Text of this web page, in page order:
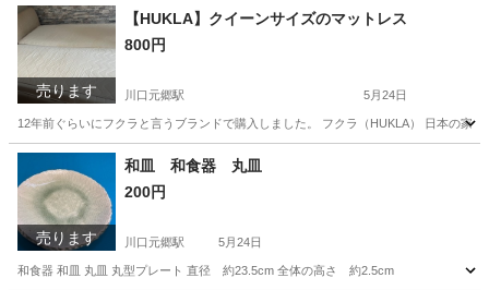
埼玉 川口市 川口元郷駅 その他 WindCore
売ります
【HUKLA】クイーンサイズのマットレス
800円
川口元郷駅 5月24日
12年前ぐらいにフクラと言うブランドで購入しました。 フクラ（HUKLA） 日本の家
埼玉 川口市 川口元郷駅 ベッド
売ります
和皿 和食器 丸皿
200円
川口元郷駅 5月24日
和食器 和皿 丸皿 丸型プレート 直径 約23.5cm 全体の高さ 約2.5cm